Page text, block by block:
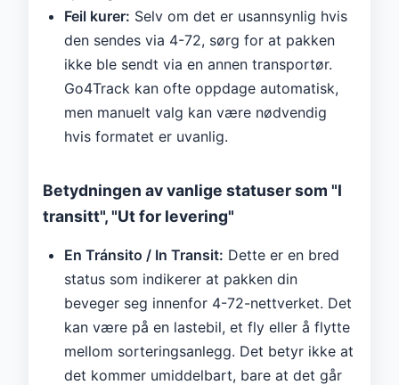
Feil kurer: Selv om det er usannsynlig hvis
den sendes via 4-72, sørg for at pakken
ikke ble sendt via en annen transportør.
Go4Track kan ofte oppdage automatisk,
men manuelt valg kan være nødvendig
hvis formatet er uvanlig.
Betydningen av vanlige statuser som "I
transitt", "Ut for levering"
En Tránsito / In Transit: Dette er en bred
status som indikerer at pakken din
beveger seg innenfor 4-72-nettverket. Det
kan være på en lastebil, et fly eller å flytte
mellom sorteringsanlegg. Det betyr ikke at
det kommer umiddelbart, bare at det går